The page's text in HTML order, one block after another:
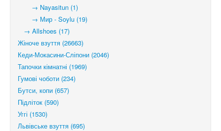
→ Nayasitun (1)
→ Мир - Soylu (19)
→ Allshoes (17)
Жіноче взуття (26663)
Кеди-Мокасини-Сліпони (2046)
Тапочки кімнатні (1969)
Гумові чоботи (234)
Бутси, копи (657)
Підліток (590)
Уггі (1530)
Львівське взуття (695)